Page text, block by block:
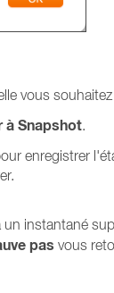
vous
à Snapshot.
enregistrer
un instantané
pas vous